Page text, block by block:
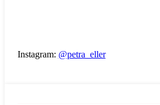
Instagram: @petra_eller